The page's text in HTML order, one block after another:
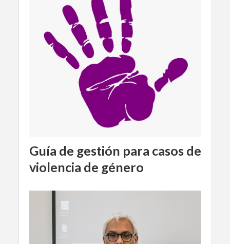
Guía de gestión para casos de
violencia de género